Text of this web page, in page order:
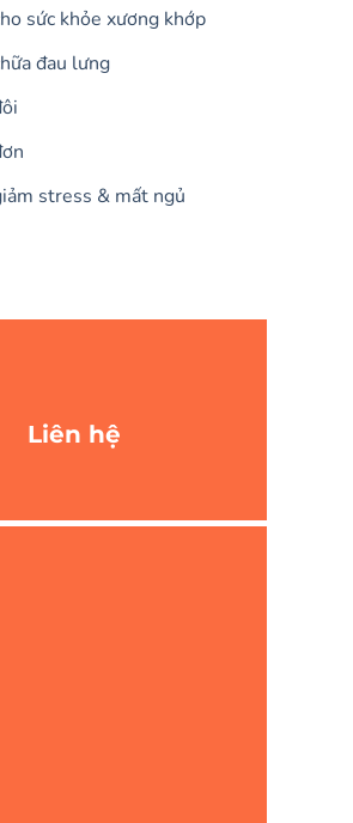
sức khỏe xương khớp
đau lưng
stress & mất ngủ
Liên hệ